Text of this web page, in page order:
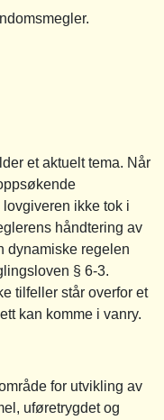
et aktuelt tema. Når
ikke tok i
håndtering av
dynamiske regelen
§ 6-3.
tilfeller står overfor et
kan komme i vanry.
for utvikling av
uføretrygdet og